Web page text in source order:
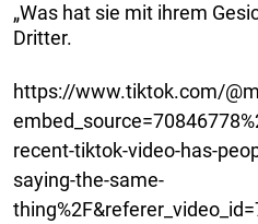
„Was hat sie mit ihrem
Dritter.
https://www.tiktok.com/
recent-tiktok-video-has-
saying-the-same-